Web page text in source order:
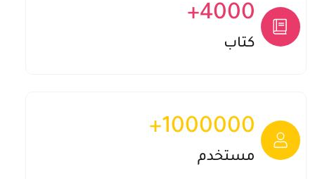
4000
+
+4000
كتاب
1000000
+
+1000000
مستخدم